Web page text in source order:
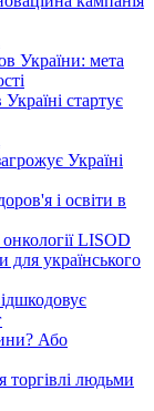
України: мета
стартує
Україні
і освіти в
онкології LISOD
для українського
Або
торгівлі людьми